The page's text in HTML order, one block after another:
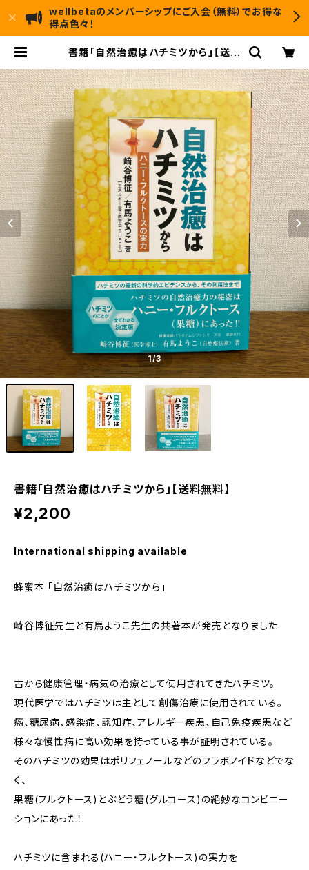
wellbetaのメンバーシップにご入会（無料）でお得な
得点色々！
書籍「自然治癒はハチミツから」【送料
1/3
書籍「自然治癒はハチミツから」【送料無料】
¥2,200
International shipping available
蜂蜜本 「自然治癒はハチミツから」
崎谷博征先生と有馬ようこ先生の共著本が発売となりました
古から健康管理・病気の治療として使用されてきたハチミツ。
現代医学ではハチミツは主として創傷治療に使用されている。
癌、糖尿病、感染症、認知症、アレルギー疾患、自己免疫疾患など
様々な慢性病に高い効果を持っている事が証明されている。
そのハチミツの効果はポリフェノールなどのフラボノイドなどでな
く、
果糖(フルクトース)とぶどう糖(グルコース)の絶妙なコンビニー
ションにあった！
ハチミツに含まれる(ハニー・フルクトース)の実力を